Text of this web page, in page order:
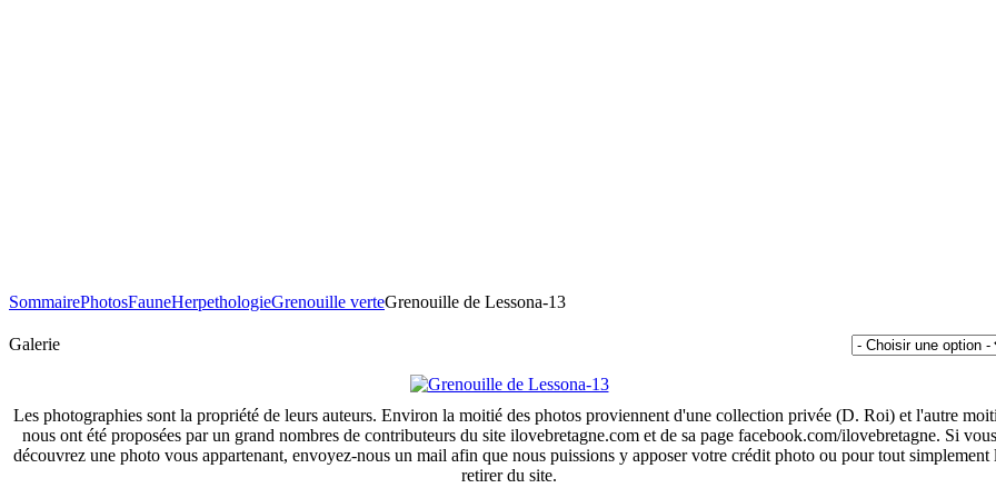
SommairePhotosFauneHerpethologieGrenouille verteGrenouille de Lessona-13
Galerie
Les photographies sont la propriété de leurs auteurs. Environ la moitié des photos proviennent d'une collection privée (D. Roi) et l'autre
nous ont été proposées par un grand nombres de contributeurs du site ilovebretagne.com et de sa page facebook.com/ilovebretagne. Si vous
découvrez une photo vous appartenant, envoyez-nous un mail afin que nous puissions y apposer votre crédit photo ou pour tout simplement
retirer du site.